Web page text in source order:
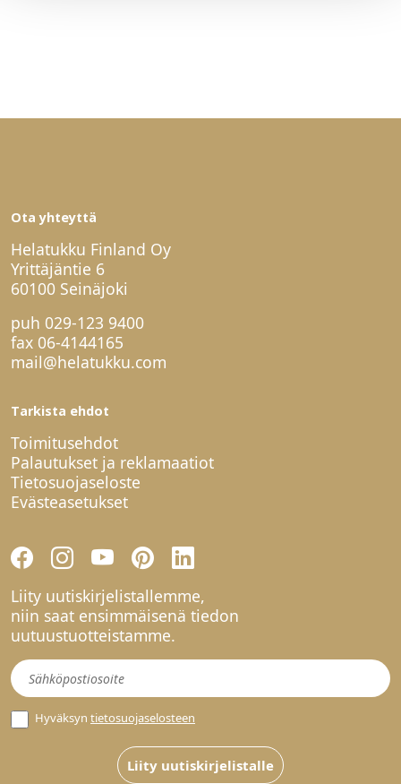
Ota yhteyttä
Helatukku Finland Oy
Yrittäjäntie 6
60100 Seinäjoki
puh 029-123 9400
fax 06-4144165
mail@helatukku.com
Tarkista ehdot
Toimitusehdot
Palautukset ja reklamaatiot
Tietosuojaseloste
Evästeasetukset
Liity uutiskirjelistallemme,
niin saat ensimmäisenä tiedon
uutuustuotteistamme.
Uutiskirje
Hyväksyn tietosuojaselosteen
Liity uutiskirjelistalle